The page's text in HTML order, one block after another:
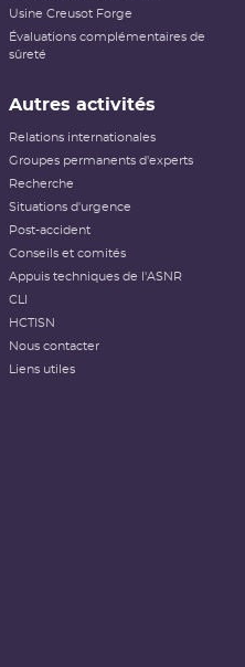
Usine Creusot Forge
Évaluations complémentaires de
sûreté
Autres activités
Relations internationales
Groupes permanents d'experts
Recherche
Situations d'urgence
Post-accident
Conseils et comités
Appuis techniques de l'ASNR
CLI
HCTISN
Nous contacter
Liens utiles